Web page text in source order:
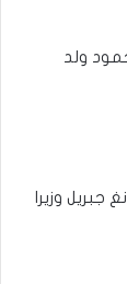
ولد
جبريل وزيرا